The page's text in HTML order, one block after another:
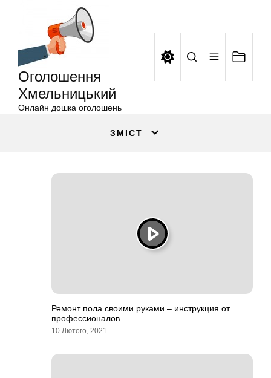
Оголошення
Хмельницький
Онлайн дошка оголошень
ЗМІСТ
Ремонт пола своими руками – инструкция от
профессионалов
10 Лютого, 2021